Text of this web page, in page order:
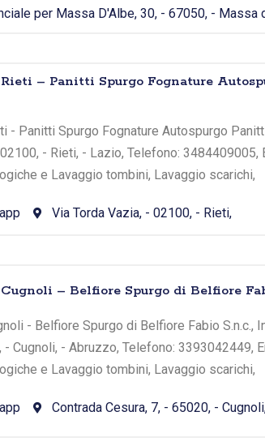
per Massa D'Albe, 30, - 67050, - Massa
– Panitti Spurgo Fognature
- Panitti Spurgo Fognature Autospurgo
- Rieti, - Lazio, Telefono: 3484409005,
e Lavaggio tombini, Lavaggio scarichi,
Via Torda Vazia, - 02100, - Rieti,
– Belfiore Spurgo di Belfiore
- Belfiore Spurgo di Belfiore Fabio S.n.c.,
- Cugnoli, - Abruzzo, Telefono: 3393042449,
e Lavaggio tombini, Lavaggio scarichi,
Contrada Cesura, 7, - 65020, -